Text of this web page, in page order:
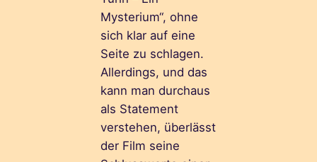
Mysterium“, ohne
sich klar auf eine
Seite zu schlagen.
Allerdings, und das
kann man durchaus
als Statement
verstehen, überlässt
der Film seine